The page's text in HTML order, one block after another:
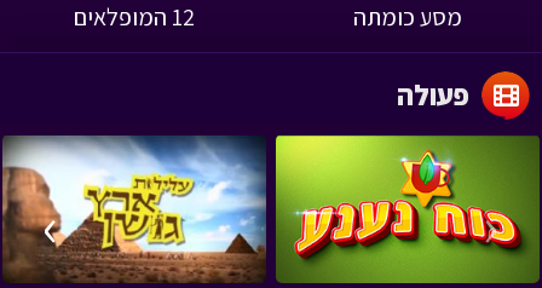
מסע כומתה 12 המופלאים
‹
›